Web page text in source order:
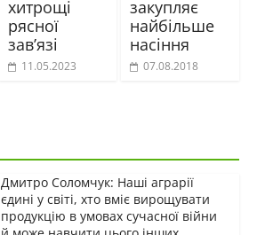
хитрощі
рясної
зав’язі
11.05.2023
закупляє
найбільше
насіння
07.08.2018
Дмитро Соломчук: Наші аграрії
єдині у світі, хто вміє вирощувати
продукцію в умовах сучасної війни